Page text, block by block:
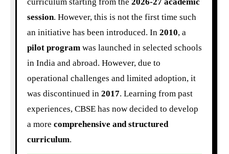
session. However, this is not the first time such
an initiative has been introduced. In 2010, a
pilot programwas launched in selected schools
in India and abroad. However, due to
operational challenges and limited adoption, it
was discontinued in 2017. Learning from past
experiences, CBSE has now decided to develop
a more comprehensive and structured
curriculum.